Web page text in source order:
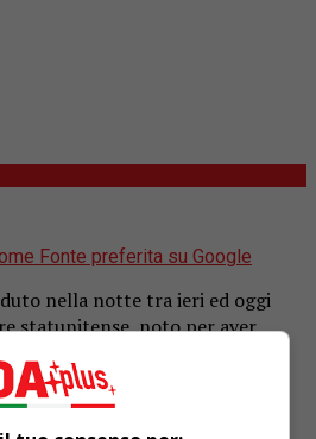
Fonte preferita su Google
nella notte tra ieri ed oggi
statunitense, noto per aver
e serie TV di successo, è
breve malattia, come riferito
Allenper Associated Press.